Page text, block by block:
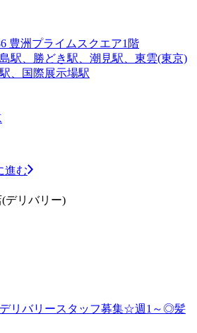
豊洲プライムスクエア1階
駅、勝どき駅、潮見駅、東雲(東京)
、国際展示場駅
進む
デリバリー)
デリバリースタッフ募集☆週1～◎髪